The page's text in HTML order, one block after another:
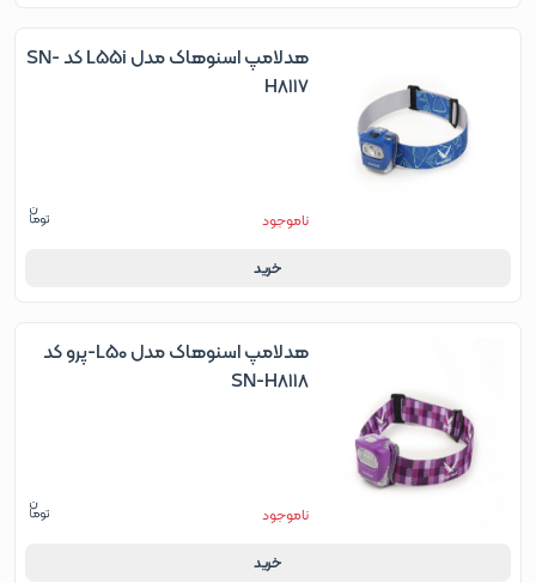
هدلامپ اسنوهاک مدل L55i کد SN-
H8117
ناموجود
خرید
هدلامپ اسنوهاک مدل L50-پرو کد
SN-H8118
ناموجود
خرید